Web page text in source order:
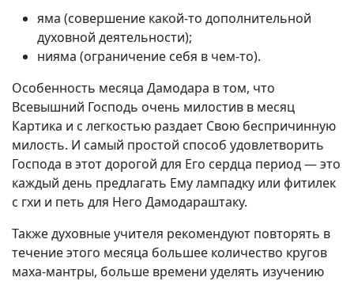
яма (совершение какой-то дополнительной
духовной деятельности);
нияма (ограничение себя в чем-то).
Особенность месяца Дамодара в том, что
Всевышний Господь очень милостив в месяц
Картика и с легкостью раздает Свою беспричинную
милость. И самый простой способ удовлетворить
Господа в этот дорогой для Его сердца период — это
каждый день предлагать Ему лампадку или фитилек
с гхи и петь для Него Дамодараштаку.
Также духовные учителя рекомендуют повторять в
течение этого месяца большее количество кругов
маха-мантры, больше времени уделять изучению